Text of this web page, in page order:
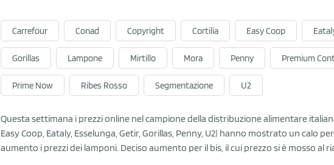
Carrefour Conad Copyright Cortilia Easy Coop
Gorillas Lampone Mirtillo Mora Penny Premium
Prime Now Ribes Rosso Segmentazione U2
Questa settimana i prezzi online nel campione della distribuzione alimentare
Easy Coop, Eataly, Esselunga, Getir, Gorillas, Penny, U2) hanno mostrato un calo
aumento i prezzi dei lamponi. Deciso aumento per il bis, il cui prezzo si è mosso al